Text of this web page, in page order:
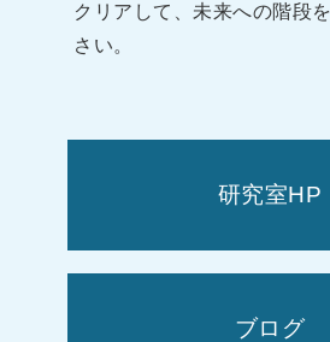
クリアして、未来への階段
さい。
研究室HP
ブログ